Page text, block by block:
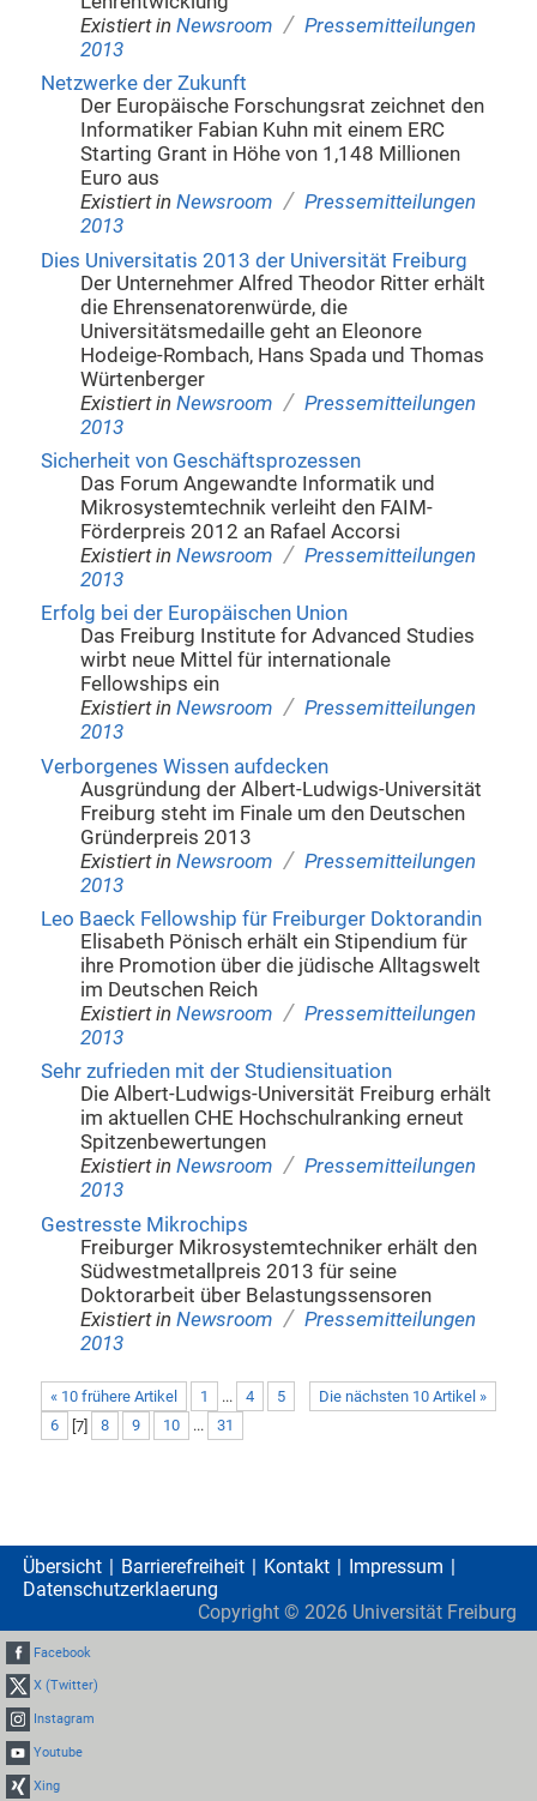
Existiert in Newsroom / Pressemitteilungen
2013
Netzwerke der Zukunft
Der Europäische Forschungsrat zeichnet den
Informatiker Fabian Kuhn mit einem ERC
Starting Grant in Höhe von 1,148 Millionen
Euro aus
Existiert in Newsroom / Pressemitteilungen
2013
Dies Universitatis 2013 der Universität Freiburg
Der Unternehmer Alfred Theodor Ritter erhält
die Ehrensenatorenwürde, die
Universitätsmedaille geht an Eleonore
Hodeige-Rombach, Hans Spada und Thomas
Würtenberger
Existiert in Newsroom / Pressemitteilungen
2013
Sicherheit von Geschäftsprozessen
Das Forum Angewandte Informatik und
Mikrosystemtechnik verleiht den FAIM-
Förderpreis 2012 an Rafael Accorsi
Existiert in Newsroom / Pressemitteilungen
2013
Erfolg bei der Europäischen Union
Das Freiburg Institute for Advanced Studies
wirbt neue Mittel für internationale
Fellowships ein
Existiert in Newsroom / Pressemitteilungen
2013
Verborgenes Wissen aufdecken
Ausgründung der Albert-Ludwigs-Universität
Freiburg steht im Finale um den Deutschen
Gründerpreis 2013
Existiert in Newsroom / Pressemitteilungen
2013
Leo Baeck Fellowship für Freiburger Doktorandin
Elisabeth Pönisch erhält ein Stipendium für
ihre Promotion über die jüdische Alltagswelt
im Deutschen Reich
Existiert in Newsroom / Pressemitteilungen
2013
Sehr zufrieden mit der Studiensituation
Die Albert-Ludwigs-Universität Freiburg erhält
im aktuellen CHE Hochschulranking erneut
Spitzenbewertungen
Existiert in Newsroom / Pressemitteilungen
2013
Gestresste Mikrochips
Freiburger Mikrosystemtechniker erhält den
Südwestmetallpreis 2013 für seine
Doktorarbeit über Belastungssensoren
Existiert in Newsroom / Pressemitteilungen
2013
« 10 frühere Artikel Die nächsten 10 Artikel »
1 ... 4
5
6
[7] 8 9 10 ... 31
Übersicht Barrierefreiheit Kontakt
Impressum
Datenschutzerklaerung
Copyright © 2026 Universität Freiburg
Facebook
X (Twitter)
Instagram
Youtube
Xing